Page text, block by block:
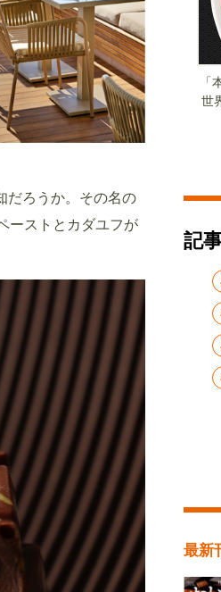
だろうか。その名の
ーストとカダユフが
「
世
記
最新